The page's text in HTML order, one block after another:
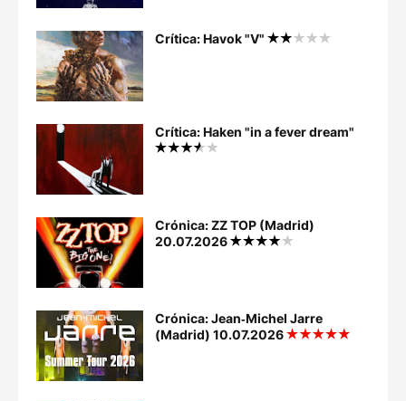
Crítica: Havok "V"
Crítica: Haken "in a fever dream"
Crónica: ZZ TOP (Madrid)
20.07.2026
Crónica: Jean‐Michel Jarre
(Madrid) 10.07.2026